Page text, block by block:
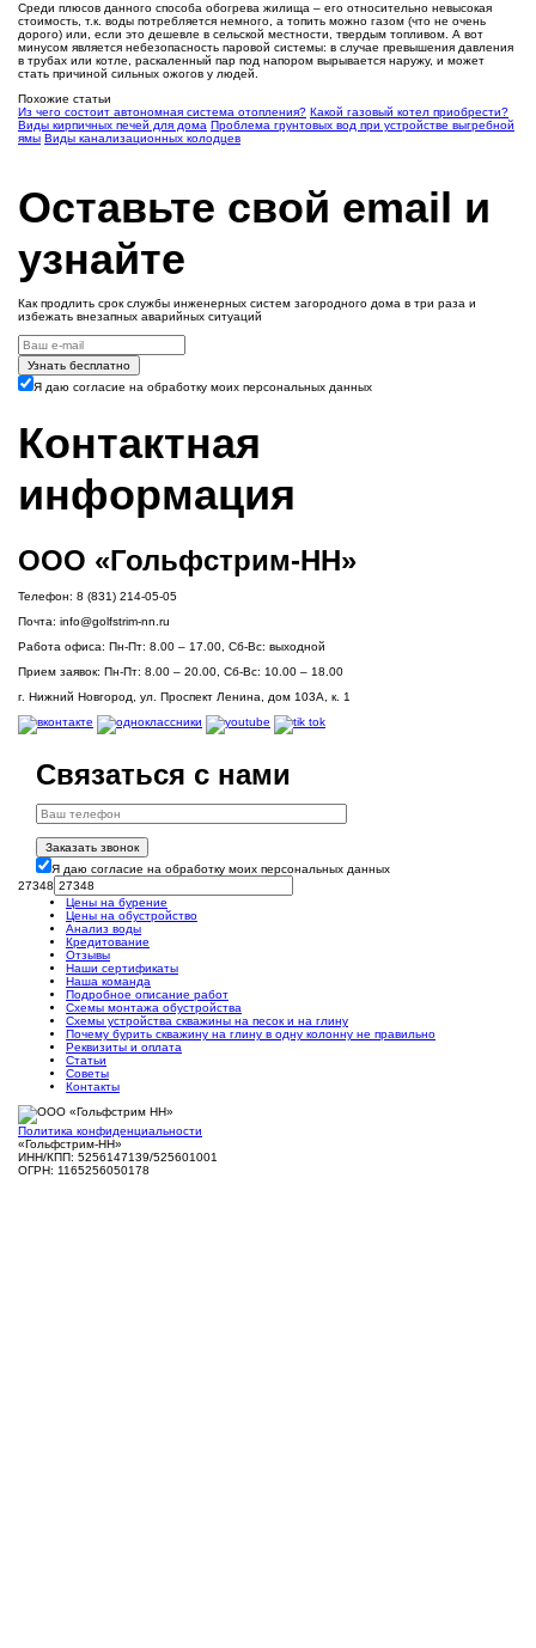
Среди плюсов данного способа обогрева жилища – его относительно невысокая
стоимость, т.к. воды потребляется немного, а топить можно газом (что не очень
дорого) или, если это дешевле в сельской местности, твердым топливом. А вот
минусом является небезопасность паровой системы: в случае превышения давления
в трубах или котле, раскаленный пар под напором вырывается наружу, и может
стать причиной сильных ожогов у людей.
Похожие статьи
Из чего состоит автономная система отопления? Какой газовый котел приобрести?
Виды кирпичных печей для дома Проблема грунтовых вод при устройстве выгребной
ямы Виды канализационных колодцев
Оставьте свой email и
узнайте
Как продлить срок службы инженерных систем загородного дома в три раза и
избежать внезапных аварийных ситуаций
Узнать бесплатно
Я даю согласие на обработку моих персональных данных
Контактная
информация
ООО «Гольфстрим-НН»
Телефон: 8 (831) 214-05-05
Почта: info@golfstrim-nn.ru
Работа офиса: Пн-Пт: 8.00 – 17.00, Сб-Вс: выходной
Прием заявок: Пн-Пт: 8.00 – 20.00, Сб-Вс: 10.00 – 18.00
г. Нижний Новгород, ул. Проспект Ленина, дом 103А, к. 1
Связаться с нами
Заказать звонок
Я даю согласие на обработку моих персональных данных
27348
Цены на бурение
Цены на обустройство
Анализ воды
Кредитование
Отзывы
Наши сертификаты
Наша команда
Подробное описание работ
Схемы монтажа обустройства
Схемы устройства скважины на песок и на глину
Почему бурить скважину на глину в одну колонну не правильно
Реквизиты и оплата
Статьи
Советы
Контакты
Политика конфиденциальности
«Гольфстрим-НН»
ИНН/КПП: 5256147139/525601001
ОГРН: 1165256050178